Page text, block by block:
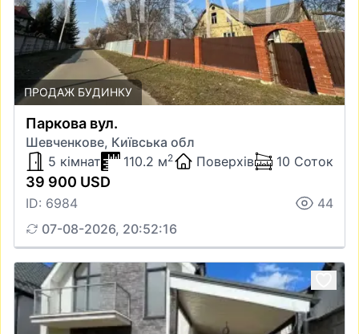
ПРОДАЖ БУДИНКУ
Паркова вул.
Шевченкове, Київська обл
5 кімнат
110.2 м2 Поверхів 10 Соток
39 900 USD
ID: 6984
44
07-08-2026, 20:52:16